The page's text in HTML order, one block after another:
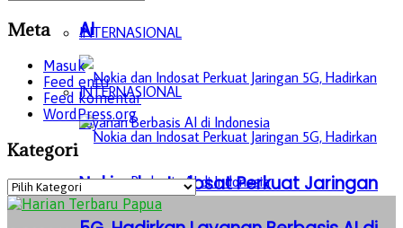
INTERNASIONAL
Nokia dan Indosat Perkuat Jaringan
AI
INTERNASIONAL
Meta
Masuk
Feed entri
Feed komentar
WordPress.org
Kategori
Kategori